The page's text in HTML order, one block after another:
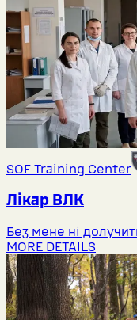
SOF Training Center
Лікар ВЛК
Без мене ні
MORE DETAILS